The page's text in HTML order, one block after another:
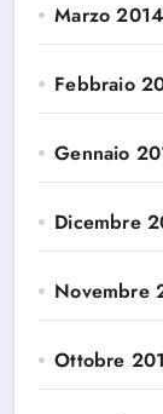
Marzo 2014
Febbraio
Gennaio
Dicembre
Novembre
Ottobre